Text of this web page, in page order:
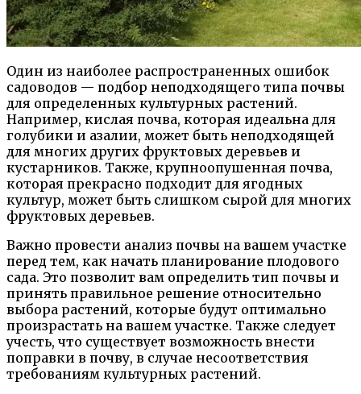
Один из наиболее распространенных ошибок
садоводов — подбор неподходящего типа почвы
для определенных культурных растений.
Например, кислая почва, которая идеальна для
голубики и азалии, может быть неподходящей
для многих других фруктовых деревьев и
кустарников. Также, крупноопушенная почва,
которая прекрасно подходит для ягодных
культур, может быть слишком сырой для многих
фруктовых деревьев.
Важно провести анализ почвы на вашем участке
перед тем, как начать планирование плодового
сада. Это позволит вам определить тип почвы и
принять правильное решение относительно
выбора растений, которые будут оптимально
произрастать на вашем участке. Также следует
учесть, что существует возможность внести
поправки в почву, в случае несоответствия
требованиям культурных растений.